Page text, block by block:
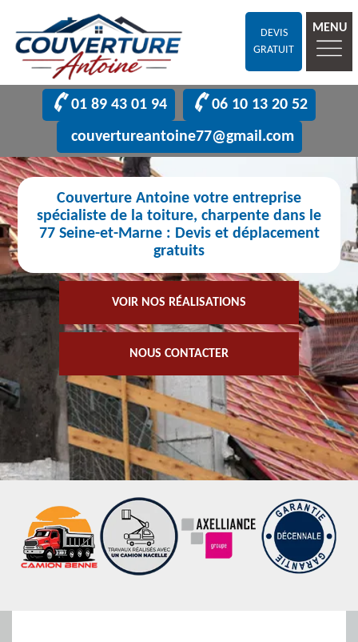
DEVIS
GRATUIT
MENU
01 89 43 01 94
06 10 13 20 52
couvertureantoine77@gmail.com
Couverture Antoine votre entreprise
spécialiste de la toiture, charpente dans le
77 Seine-et-Marne : Devis et déplacement
gratuits
VOIR NOS RÉALISATIONS
NOUS CONTACTER